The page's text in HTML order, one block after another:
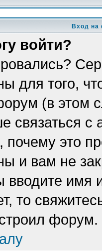
Вход на
войти?
для того,
(в этом
связаться
почему это
и вам не
вводите
то
форум.